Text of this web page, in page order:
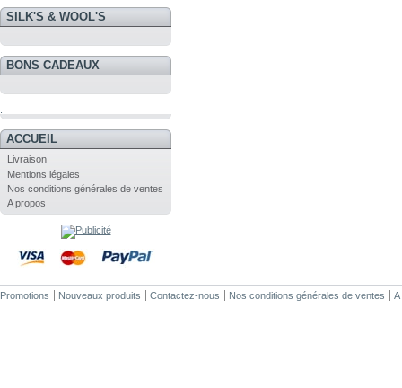
SILK'S & WOOL'S
BONS CADEAUX
ACCUEIL
Livraison
Mentions légales
Nos conditions générales de ventes
A propos
Promotions Nouveaux produits Contactez-nous Nos conditions générales de ventes A